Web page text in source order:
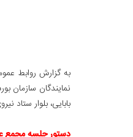
به گزارش روابط عمومی
بابایی، بلوار ستاد